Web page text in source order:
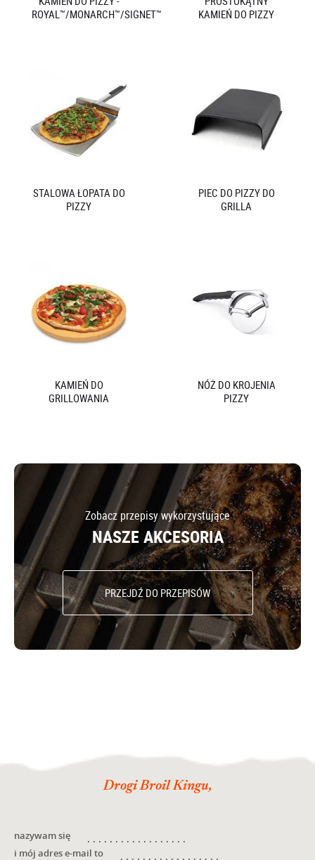
ROYAL™/MONARCH™/SIGNET™
KAMIEŃ DO PIZZY
STALOWA ŁOPATA DO
PIZZY
PIEC DO PIZZY DO
GRILLA
KAMIEŃ DO
GRILLOWANIA
NÓŻ DO KROJENIA
PIZZY
Zobacz przepisy wykorzystujące
NASZE AKCESORIA
PRZEJDŹ DO PRZEPISÓW
Drogi Broil Kingu,
nazywam się
i mój adres e-mail to